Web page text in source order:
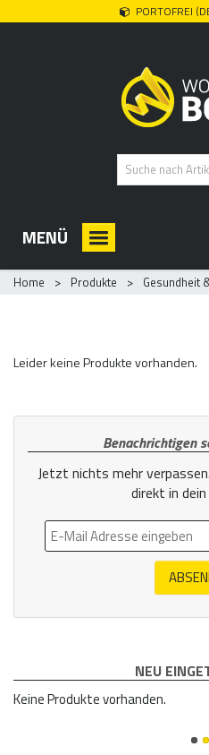
PORTOFREI
MENÜ
Home > Produkte > Gesundheit
Leider keine Produkte vorhanden.
Benachrichtigen
Jetzt nichts mehr
direkt in
NEU
Keine Produkte vorhanden.